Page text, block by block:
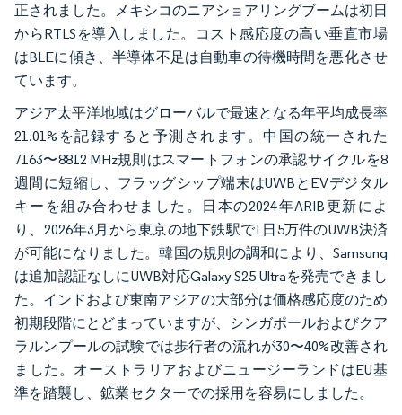
正されました。メキシコのニアショアリングブームは初日
からRTLSを導入しました。コスト感応度の高い垂直市場
はBLEに傾き、半導体不足は自動車の待機時間を悪化させ
ています。
アジア太平洋地域はグローバルで最速となる年平均成長率
21.01%を記録すると予測されます。中国の統一された
7163〜8812 MHz規則はスマートフォンの承認サイクルを8
週間に短縮し、フラッグシップ端末はUWBとEVデジタル
キーを組み合わせました。日本の2024年ARIB更新によ
り、2026年3月から東京の地下鉄駅で1日5万件のUWB決済
が可能になりました。韓国の規則の調和により、Samsung
は追加認証なしにUWB対応Galaxy S25 Ultraを発売できまし
た。インドおよび東南アジアの大部分は価格感応度のため
初期段階にとどまっていますが、シンガポールおよびクア
ラルンプールの試験では歩行者の流れが30〜40%改善され
ました。オーストラリアおよびニュージーランドはEU基
準を踏襲し、鉱業セクターでの採用を容易にしました。